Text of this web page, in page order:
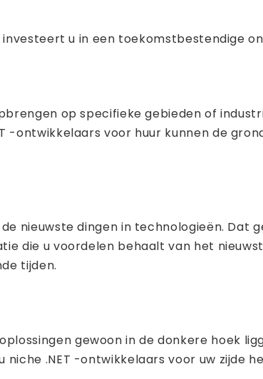
u in een toekomstbestendige
op specifieke gebieden of
-ontwikkelaars voor huur kunnen de
nieuwste dingen in technologieën. Dat
die u voordelen behaalt van het
tijden.
gewoon in de donkere hoek
.NET -ontwikkelaars voor uw zijde